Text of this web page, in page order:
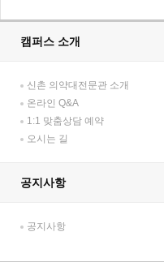
캠퍼스 소개
신촌 의약대전문관 소개
온라인 Q&A
1:1 맞춤상담 예약
오시는 길
공지사항
공지사항